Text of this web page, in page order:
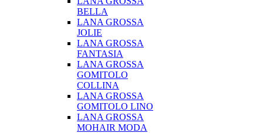
BELLA
LANA GROSSA
JOLIE
LANA GROSSA
FANTASIA
LANA GROSSA
GOMITOLO
COLLINA
LANA GROSSA
GOMITOLO LINO
LANA GROSSA
MOHAIR MODA